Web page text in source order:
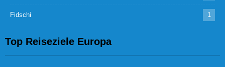
Fidschi 1
Top Reiseziele Europa